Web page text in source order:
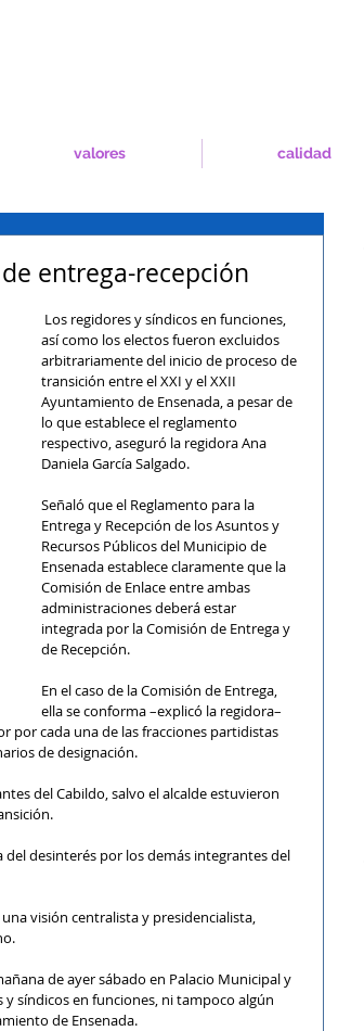
valores calidad
entrega-recepción
así como los electos fueron excluidos
arbitrariamente del inicio de proceso de
transición entre el XXI y el XXII
Ayuntamiento de Ensenada, a pesar de
lo que establece el reglamento
respectivo, aseguró la regidora Ana
Daniela García Salgado.
Señaló que el Reglamento para la
Entrega y Recepción de los Asuntos y
Recursos Públicos del Municipio de
Ensenada establece claramente que la
Comisión de Enlace entre ambas
administraciones deberá estar
integrada por la Comisión de Entrega y
de Recepción.
En el caso de la Comisión de Entrega,
ella se conforma –explicó la regidora–
por cada una de las fracciones partidistas
de designación.
del Cabildo, salvo el alcalde estuvieron
desinterés por los demás integrantes del
visión centralista y presidencialista,
de ayer sábado en Palacio Municipal y
síndicos en funciones, ni tampoco algún
de Ensenada.